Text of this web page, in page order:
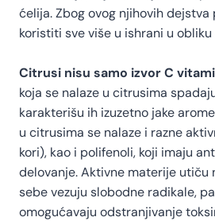
ćelija. Zbog ovog njihovih
koristiti sve više u ishrani u obliku
Citrusi nisu samo izvor C
koja se nalaze u citrusima
karakterišu ih izuzetno jake
u citrusima se nalaze i razne
kori), kao i polifenoli, koji imaju
delovanje. Aktivne materije utiču
sebe vezuju slobodne radikale,
omogućavaju odstranjivanje